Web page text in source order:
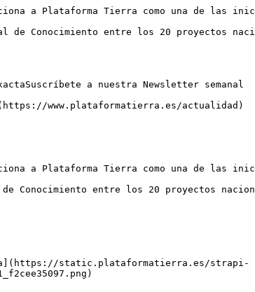
a Plataforma Tierra como una de las
Conocimiento entre los 20 proyectos
a nuestra Newsletter semanal
www.plataformatierra.es/actualidad)
a Plataforma Tierra como una de las
Conocimiento entre los 20 proyectos
static.plataformatierra.es/strapi-